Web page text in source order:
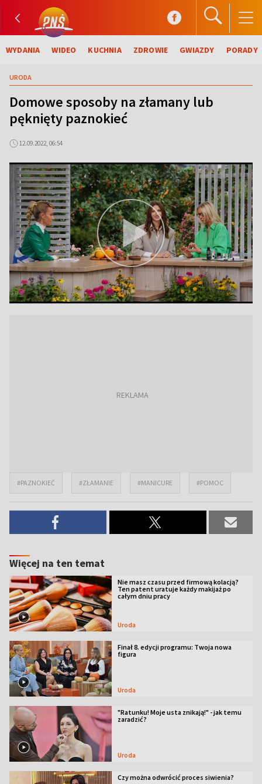
WYDANIA WIDEO KUCHNIA ZDROWIE GWIAZDY PORADY
URODA
Domowe sposoby na złamany lub
pęknięty paznokieć
12.09.2022, 06:54
#PAZNOKIEĆ #ZŁAMANIE #MANICURE #POMOC
Więcej na ten temat
Nie masz czasu przed firmową kolacją?
Ten patent uratuje każdy makijaż po
całym dniu pracy
Uroda
Finał 8. edycji programu: Twoja nowa
figura
Uroda
"Ratunku! Moje usta znikają!" - jak temu
zaradzić?
Uroda
Czy można odwrócić proces siwienia?